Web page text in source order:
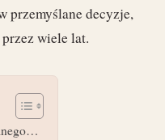
przemyślane decyzje,
wiele lat.